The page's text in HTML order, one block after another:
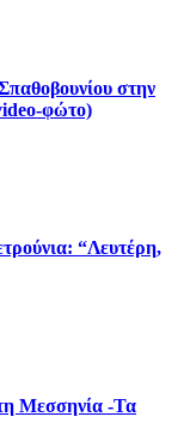
στην
φώτο)
“Λευτέρη,
Μεσσηνία -Τα